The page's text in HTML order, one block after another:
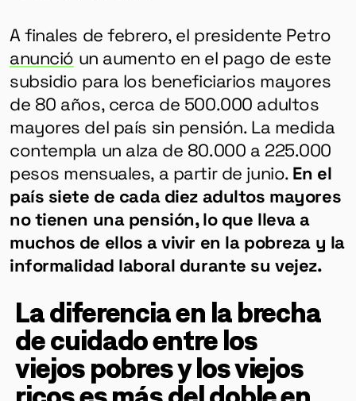
A finales de febrero, el presidente Petro
anunció un aumento en el pago de este
subsidio para los beneficiarios mayores
de 80 años, cerca de 500.000 adultos
mayores del país sin pensión. La medida
contempla un alza de 80.000 a 225.000
pesos mensuales, a partir de junio. En el
país siete de cada diez adultos mayores
no tienen una pensión, lo que lleva a
muchos de ellos a vivir en la pobreza y la
informalidad laboral durante su vejez.
La diferencia en la brecha
de cuidado entre los
viejos pobres y los viejos